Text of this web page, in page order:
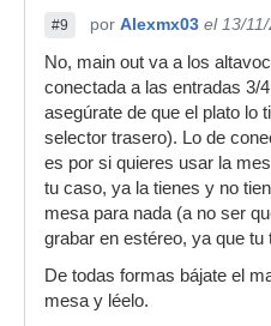
#9 por Alexmx03 el 13/
No, main out va a los
conectada a las entradas 3/
asegúrate de que el plato lo
selector trasero). Lo de
es por si quieres usar la
tu caso, ya la tienes y no
mesa para nada (a no ser
grabar en estéreo, ya que tu
De todas formas bájate el
mesa y léelo.